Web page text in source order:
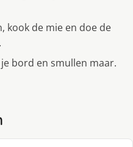
kook de mie en doe de
bord en smullen maar.